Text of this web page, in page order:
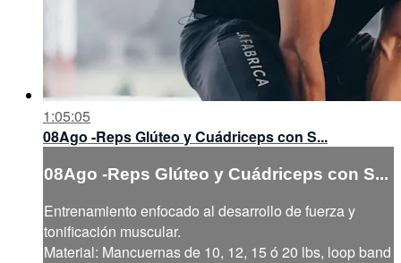
1:05:05
08Ago -Reps Glúteo y Cuádriceps con S...
08Ago -Reps Glúteo y Cuádriceps con S...
Entrenamiento enfocado al desarrollo de fuerza y
tonificación muscular.
Material: Mancuernas de 10, 12, 15 ó 20 lbs, loop band